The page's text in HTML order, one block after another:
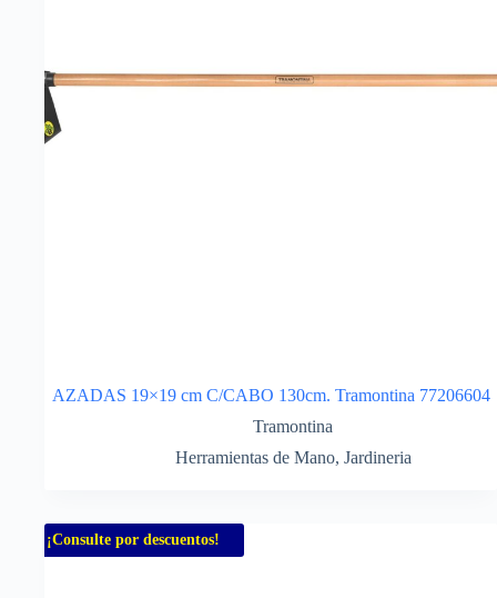
AZADAS 19×19 cm C/CABO 130cm. Tramontina 77206604
Tramontina
Herramientas de Mano, Jardineria
¡Consulte por descuentos!